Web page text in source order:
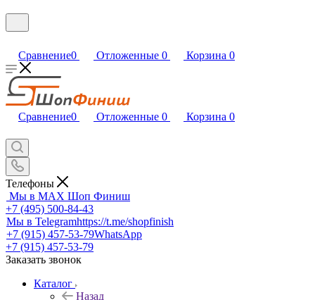
Сравнение0 Отложенные 0 Корзина 0
Сравнение0 Отложенные 0 Корзина 0
Телефоны
Мы в MAX Шоп Финиш
+7 (495) 500-84-43
Мы в Telegramhttps://t.me/shopfinish
+7 (915) 457-53-79WhatsApp
+7 (915) 457-53-79
Заказать звонок
Каталог
Назад